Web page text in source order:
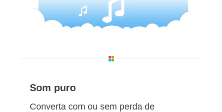
Som puro
Converta com ou sem perda de